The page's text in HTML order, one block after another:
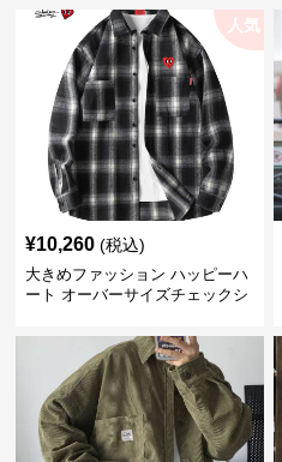
人気
¥10,260 (税込)
大きめファッション ハッピーハ
ート オーバーサイズチェックシ